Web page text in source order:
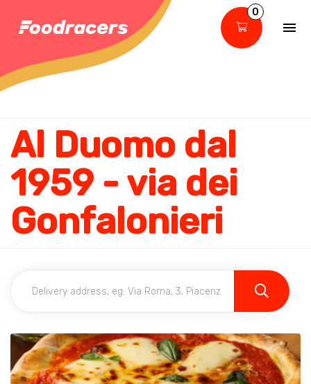
0
Al Duomo dal
1959 - via dei
Gonfalonieri